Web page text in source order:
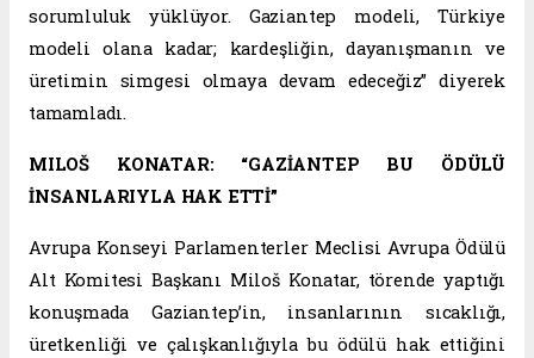
sorumluluk yüklüyor. Gaziantep modeli, Türkiye
modeli olana kadar; kardeşliğin, dayanışmanın ve
üretimin simgesi olmaya devam edeceğiz” diyerek
tamamladı.
MILOŠ KONATAR: “GAZİANTEP BU ÖDÜLÜ
İNSANLARIYLA HAK ETTİ”
Avrupa Konseyi Parlamenterler Meclisi Avrupa Ödülü
Alt Komitesi Başkanı Miloš Konatar, törende yaptığı
konuşmada Gaziantep’in, insanlarının sıcaklığı,
üretkenliği ve çalışkanlığıyla bu ödülü hak ettiğini